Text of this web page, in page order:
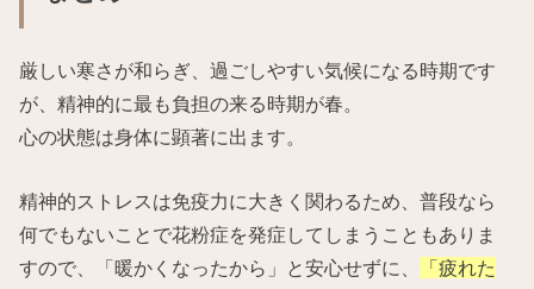
厳しい寒さが和らぎ、過ごしやすい気候になる時期です
が、精神的に最も負担の来る時期が春。
心の状態は身体に顕著に出ます。
精神的ストレスは免疫力に大きく関わるため、普段なら
何でもないことで花粉症を発症してしまうこともありま
すので、「暖かくなったから」と安心せずに、
「疲れた